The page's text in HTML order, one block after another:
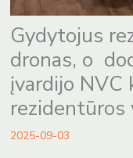
Gydytojus
dronas, o
įvardijo NVC
rezidentūros
2025-09-03